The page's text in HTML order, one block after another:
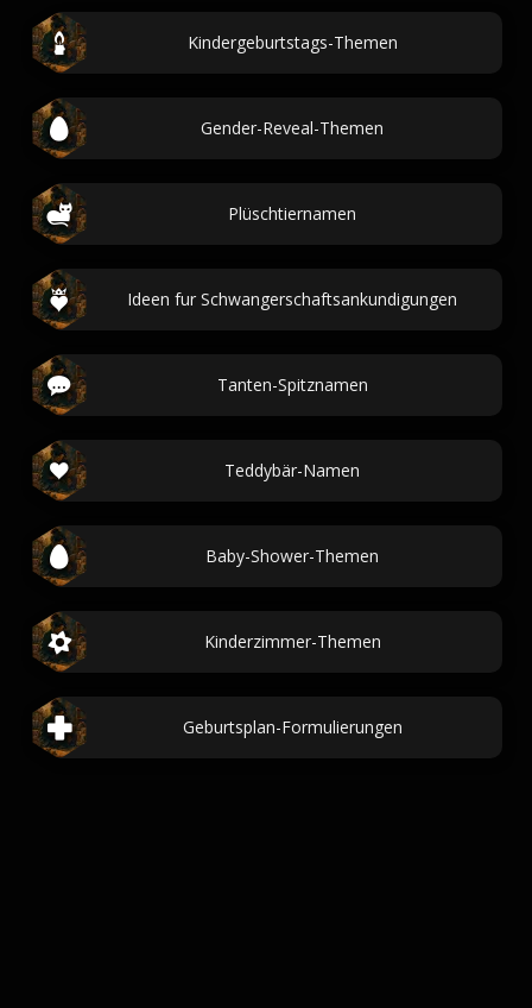
Kindergeburtstags-Themen
Gender-Reveal-Themen
Plüschtiernamen
Ideen fur Schwangerschaftsankundigungen
Tanten-Spitznamen
Teddybär-Namen
Baby-Shower-Themen
Kinderzimmer-Themen
Geburtsplan-Formulierungen